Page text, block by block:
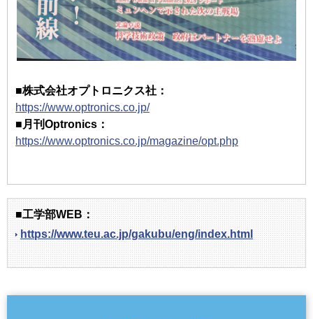
■株式会社オプトロニクス社：
https://www.optronics.co.jp/
■月刊Optronics：
https://www.optronics.co.jp/magazine/opt.php
■工学部WEB：
https://www.teu.ac.jp/gakubu/eng/index.html